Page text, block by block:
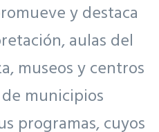
y destaca
aulas del
museos y centros
municipios
programas, cuyos